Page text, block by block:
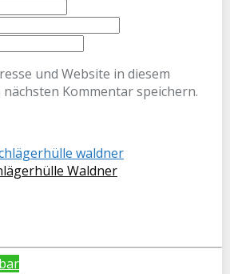
und Website in diesem
Kommentar speichern.
Waldner